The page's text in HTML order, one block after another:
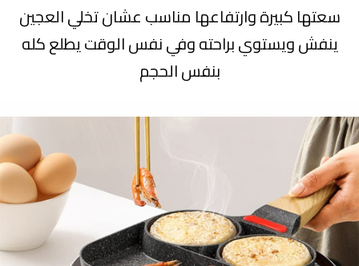
سعتها كبيرة وارتفاعها مناسب عشان تخلي العجين
ينفش ويستوي براحته وفي نفس الوقت يطلع كله
بنفس الحجم